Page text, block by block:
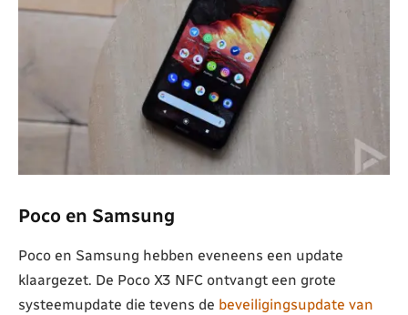
Poco en Samsung
Poco en Samsung hebben eveneens een update
klaargezet. De Poco X3 NFC ontvangt een grote
systeemupdate die tevens de beveiligingsupdate van